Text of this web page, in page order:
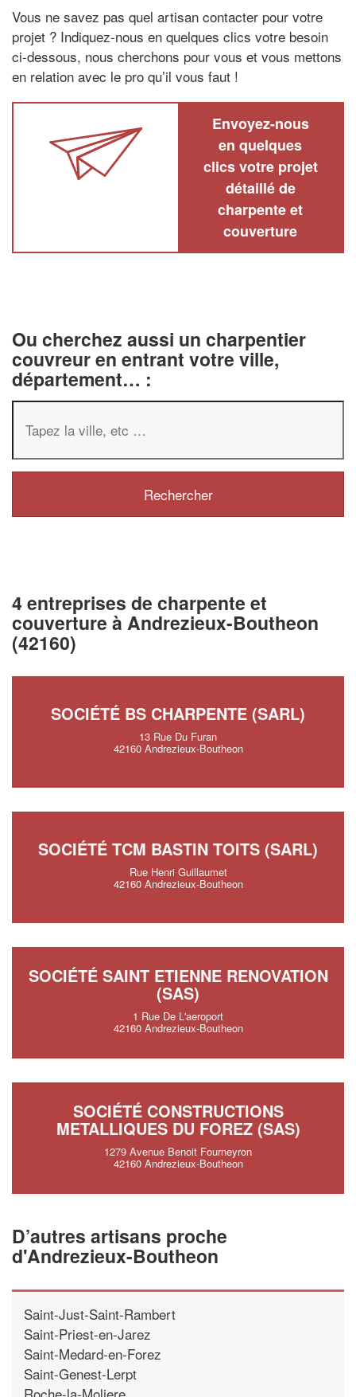
Vous ne savez pas quel artisan contacter pour votre
projet ? Indiquez-nous en quelques clics votre besoin
ci-dessous, nous cherchons pour vous et vous mettons
en relation avec le pro qu’il vous faut !
Envoyez-nous
en quelques
clics votre projet
détaillé de
charpente et
couverture
Ou cherchez aussi un charpentier
couvreur en entrant votre ville,
département… :
4 entreprises de charpente et
couverture à Andrezieux-Boutheon
(42160)
SOCIÉTÉ BS CHARPENTE (SARL)
13 Rue Du Furan
42160 Andrezieux-Boutheon
SOCIÉTÉ TCM BASTIN TOITS (SARL)
Rue Henri Guillaumet
42160 Andrezieux-Boutheon
SOCIÉTÉ SAINT ETIENNE RENOVATION
(SAS)
1 Rue De L'aeroport
42160 Andrezieux-Boutheon
SOCIÉTÉ CONSTRUCTIONS
METALLIQUES DU FOREZ (SAS)
1279 Avenue Benoit Fourneyron
42160 Andrezieux-Boutheon
D’autres artisans proche
d'Andrezieux-Boutheon
Saint-Just-Saint-Rambert
Saint-Priest-en-Jarez
Saint-Medard-en-Forez
Saint-Genest-Lerpt
Roche-la-Moliere